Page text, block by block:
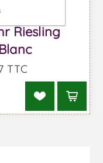
Riesling
TTC